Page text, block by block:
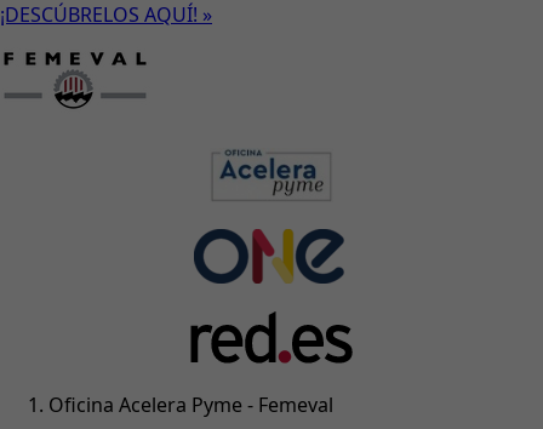
¡DESCÚBRELOS AQUÍ! »
Oficina Acelera Pyme - Femeval